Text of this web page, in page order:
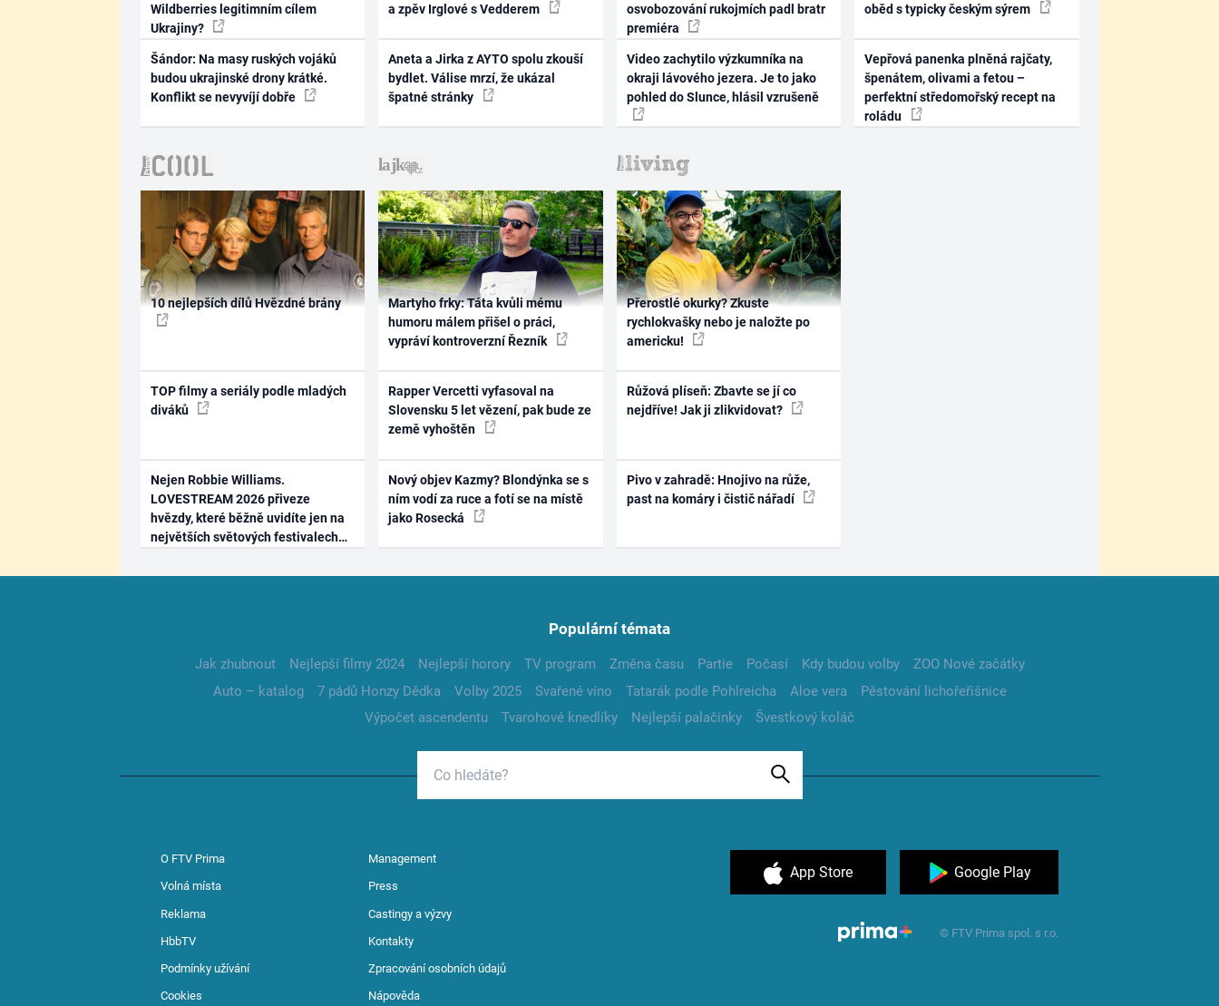
Wildberries legitimním cílem
Ukrajiny?
Šándor: Na masy ruských vojáků
budou ukrajinské drony krátké.
Konflikt se nevyvíjí dobře
a zpěv Irglové s Vedderem
Aneta a Jirka z AYTO spolu zkouší
bydlet. Válise mrzí, že ukázal
špatné stránky
osvobozování rukojmích padl bratr
premiéra
Video zachytilo výzkumníka na
okraji lávového jezera. Je to jako
pohled do Slunce, hlásil vzrušeně
oběd s typicky českým sýrem
Vepřová panenka plněná rajčaty,
špenátem, olivami a fetou –
perfektní středomořský recept na
roládu
10 nejlepších dílů Hvězdné brány
TOP filmy a seriály podle mladých
diváků
Nejen Robbie Williams.
LOVESTREAM 2026 přiveze
hvězdy, které běžně uvidíte jen na
největších světových festivalech
Martyho frky: Táta kvůli mému
humoru málem přišel o práci,
vypráví kontroverzní Řezník
Rapper Vercetti vyfasoval na
Slovensku 5 let vězení, pak bude ze
země vyhoštěn
Nový objev Kazmy? Blondýnka se s
ním vodí za ruce a fotí se na místě
jako Rosecká
Přerostlé okurky? Zkuste
rychlokvašky nebo je naložte po
americku!
Růžová plíseň: Zbavte se jí co
nejdříve! Jak ji zlikvidovat?
Pivo v zahradě: Hnojivo na růže,
past na komáry i čistič nářadí
Populární témata
Jak zhubnout Nejlepší filmy 2024 Nejlepší horory TV program Změna času Partie Počasí Kdy budou volby
ZOO Nové začátky
Auto – katalog
7 pádů Honzy Dědka Volby 2025 Svařené víno Tatarák podle Pohlreicha Aloe vera
Pěstování lichořeřišnice
Výpočet ascendentu
Tvarohové knedlíky Nejlepší palačinky Švestkový koláč
O FTV Prima Management
Volná místa Press
Reklama Castingy a výzvy
HbbTV Kontakty
Podmínky užívání Zpracování osobních údajů
Cookies Nápověda
App Store Google Play
© FTV Prima spol. s r.o.